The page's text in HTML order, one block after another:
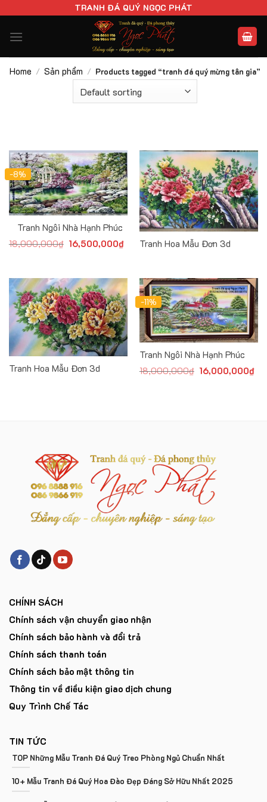
nội
TRANH ĐÁ QUÝ NGỌC PHÁT
Home / Sản phẩm / Products tagged “tranh đá quý mừng tân gia”
-8%
Tranh Ngôi Nhà Hạnh Phúc
18,000,000₫ Original
price
16,500,000₫Current
price
Tranh Hoa Mẫu Đơn 3d
Tranh Hoa Mẫu Đơn 3d
-11%
Tranh Ngôi Nhà Hạnh Phúc
18,000,000₫ Original
price
16,000,000₫
CHÍNH SÁCH
Chính sách vận chuyển giao nhận
Chính sách bảo hành và đổi trả
Chính sách thanh toán
Chính sách bảo mật thông tin
Thông tin về điều kiện giao dịch chung
Quy Trình Chế Tác
TIN TỨC
TOP Những Mẫu Tranh Đá Quý Treo Phòng Ngủ Chuẩn Nhất
10+ Mẫu Tranh Đá Quý Hoa Đào Đẹp Đáng Sở Hữu Nhất 2025